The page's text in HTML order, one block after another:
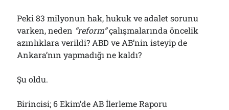
Peki 83 milyonun hak, hukuk ve adalet sorunu
varken, neden “reform”çalışmalarında öncelik
azınlıklara verildi? ABD ve AB’nin isteyip de
Ankara’nın yapmadığı ne kaldı?
Şu oldu.
Birincisi; 6 Ekim’de AB İlerleme Raporu